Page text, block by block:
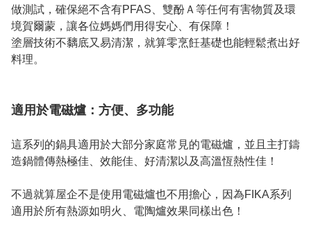
做測試，確保絕不含有PFAS、雙酚Ａ等任何有害物質及環
境賀爾蒙，讓各位媽媽們用得安心、有保障！
塗層技術不黐底又易清潔，就算零烹飪基礎也能輕鬆煮出好
料理。
適用於電磁爐：方便、多功能
這系列的鍋具適用於大部分家庭常見的電磁爐，並且主打鑄
造鍋體傳熱極佳、效能佳、好清潔以及高溫恆熱性佳！
不過就算屋企不是使用電磁爐也不用擔心，因為FIKA系列
適用於所有熱源如明火、電陶爐效果同樣出色！